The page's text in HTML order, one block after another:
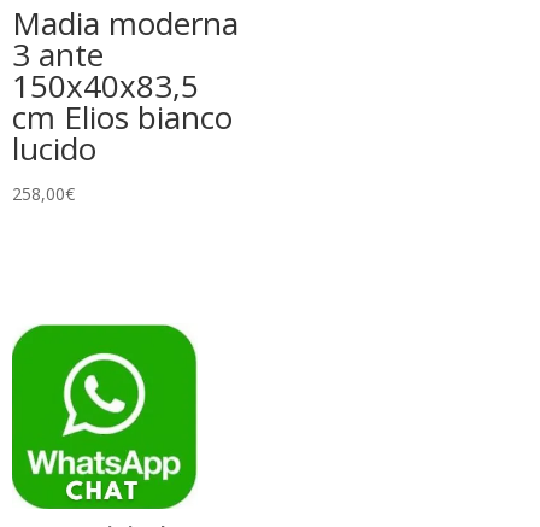
Madia moderna
3 ante
150x40x83,5
cm Elios bianco
lucido
258,00€